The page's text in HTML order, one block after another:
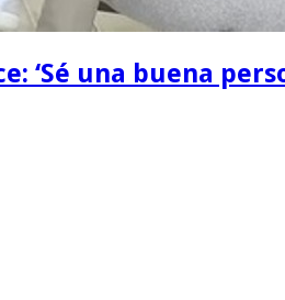
‘Sé una buena